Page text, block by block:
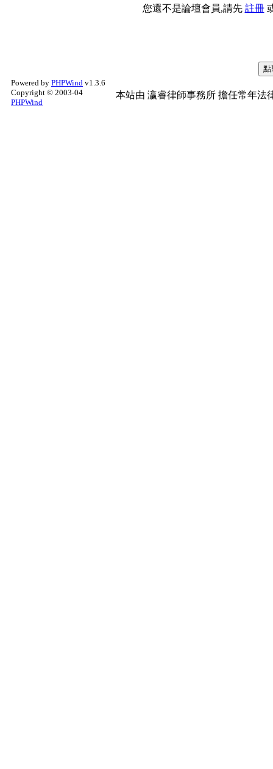
您還不是論壇會員,請先 註冊
Powered by PHPWind v1.3.6
Copyright © 2003-04
PHPWind
本站由 瀛睿律師事務所 擔任常年法